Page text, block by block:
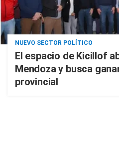
NUEVO SECTOR POLÍTICO
El espacio de Kicillof
Mendoza y busca
provincial